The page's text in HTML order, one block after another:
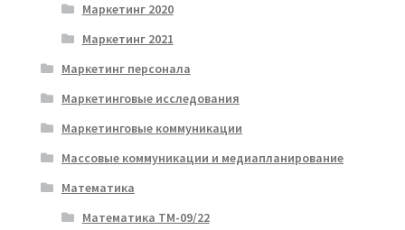
Маркетинг 2020
Маркетинг 2021
Маркетинг персонала
Маркетинговые исследования
Маркетинговые коммуникации
Массовые коммуникации и медиапланирование
Математика
Математика ТМ-09/22